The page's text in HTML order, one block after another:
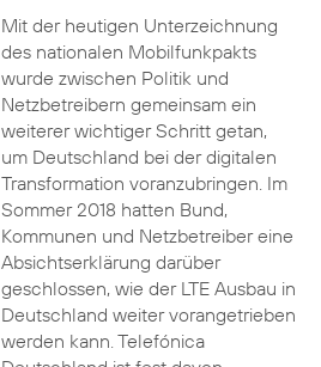
Mit der heutigen Unterzeichnung
des nationalen Mobilfunkpakts
wurde zwischen Politik und
Netzbetreibern gemeinsam ein
weiterer wichtiger Schritt getan,
um Deutschland bei der digitalen
Transformation voranzubringen. Im
Sommer 2018 hatten Bund,
Kommunen und Netzbetreiber eine
Absichtserklärung darüber
geschlossen, wie der LTE Ausbau in
Deutschland weiter vorangetrieben
werden kann. Telefónica